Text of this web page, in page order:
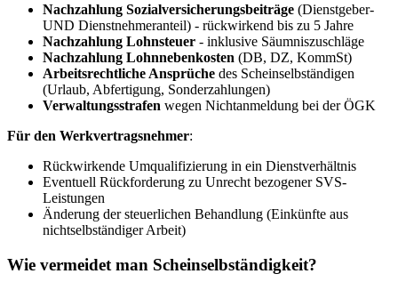
Nachzahlung Sozialversicherungsbeiträge (Dienstgeber-
UND Dienstnehmeranteil) - rückwirkend bis zu 5 Jahre
Nachzahlung Lohnsteuer - inklusive Säumniszuschläge
Nachzahlung Lohnnebenkosten (DB, DZ, KommSt)
Arbeitsrechtliche Ansprüche des Scheinselbständigen
(Urlaub, Abfertigung, Sonderzahlungen)
Verwaltungsstrafen wegen Nichtanmeldung bei der ÖGK
Für den Werkvertragsnehmer:
Rückwirkende Umqualifizierung in ein Dienstverhältnis
Eventuell Rückforderung zu Unrecht bezogener SVS-
Leistungen
Änderung der steuerlichen Behandlung (Einkünfte aus
nichtselbständiger Arbeit)
Wie vermeidet man Scheinselbständigkeit?